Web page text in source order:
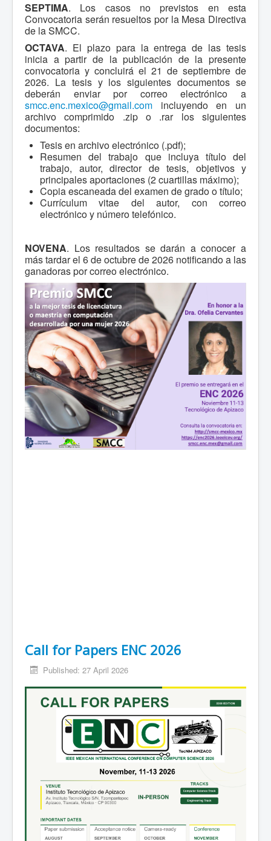
SEPTIMA. Los casos no previstos en esta
Convocatoria serán resueltos por la Mesa Directiva
de la SMCC.
OCTAVA. El plazo para la entrega de las tesis
inicia a partir de la publicación de la presente
convocatoria y concluirá el 21 de septiembre de
2026. La tesis y los siguientes documentos se
deberán enviar por correo electrónico a
smcc.enc.mexico@gmail.com incluyendo en un
archivo comprimido .zip o .rar los siguientes
documentos:
Tesis en archivo electrónico (.pdf);
Resumen del trabajo que incluya título del
trabajo, autor, director de tesis, objetivos y
principales aportaciones (2 cuartillas máximo);
Copia escaneada del examen de grado o título;
Currículum vitae del autor, con correo
electrónico y número telefónico.
NOVENA. Los resultados se darán a conocer a
más tardar el 6 de octubre de 2026 notificando a las
ganadoras por correo electrónico.
Call for Papers ENC 2026
Published: 27 April 2026